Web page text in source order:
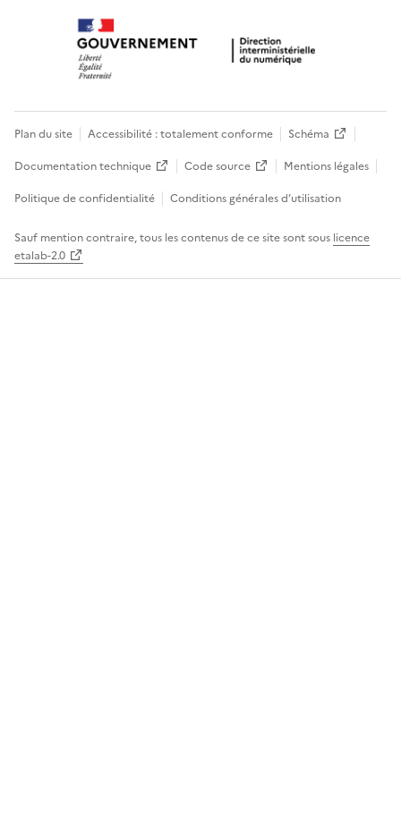
Plan du site Accessibilité : totalement conforme
Schéma
Documentation technique
Code source
Mentions légales
Politique de confidentialité
Conditions générales d’utilisation
Sauf mention contraire, tous les contenus de ce site sont sous licence
etalab-2.0